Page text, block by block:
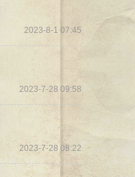
2023-8-1 07:45
2023-7-28 09:58
2023-7-28 08:22